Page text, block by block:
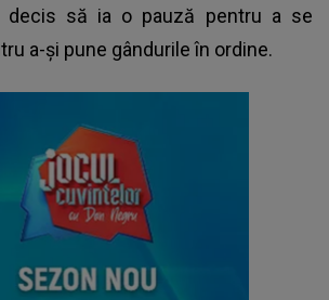
decis să ia o pauză pentru a se
a-și pune gândurile în ordine.